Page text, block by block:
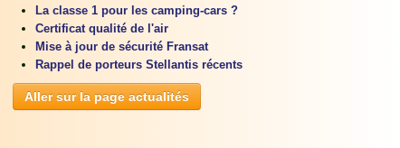
La classe 1 pour les camping-cars ?
Certificat qualité de l'air
Mise à jour de sécurité Fransat
Rappel de porteurs Stellantis récents
Aller sur la page actualités